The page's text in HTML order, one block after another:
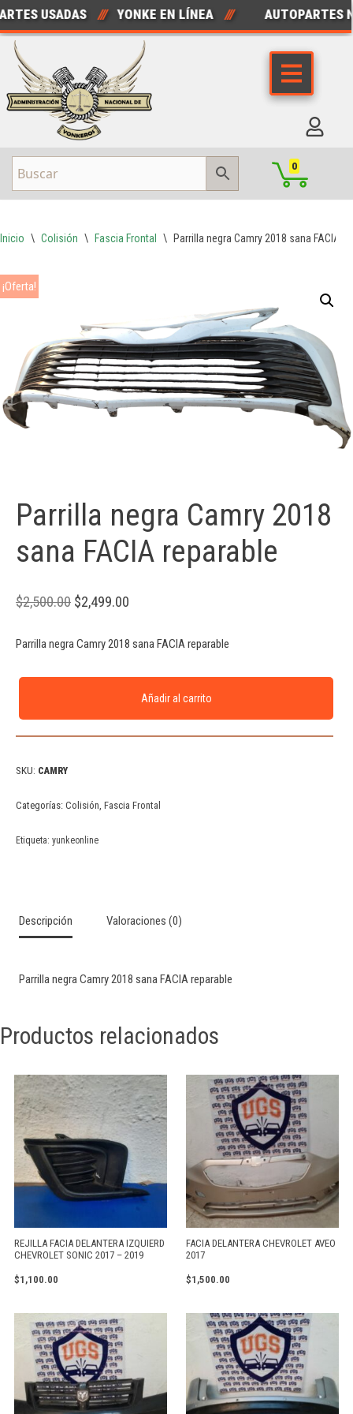
Saltar
al
contenido
USADAS /// YONKE EN LÍNEA /// AUTOPARTES
0
Inicio \ Colisión \ Fascia Frontal \ Parrilla negra Camry 2018 sana FACIA
¡Oferta!
Parrilla negra Camry 2018
sana FACIA reparable
$2,500.00 $2,499.00
Parrilla negra Camry 2018 sana FACIA reparable
Añadir al carrito
SKU: CAMRY
Categorías: Colisión, Fascia Frontal
Etiqueta: yunkeonline
Descripción Valoraciones (0)
Parrilla negra Camry 2018 sana FACIA reparable
Productos relacionados
REJILLA FACIA DELANTERA IZQUIERD
CHEVROLET SONIC 2017 – 2019
$1,100.00
FACIA DELANTERA CHEVROLET AVEO
2017
$1,500.00